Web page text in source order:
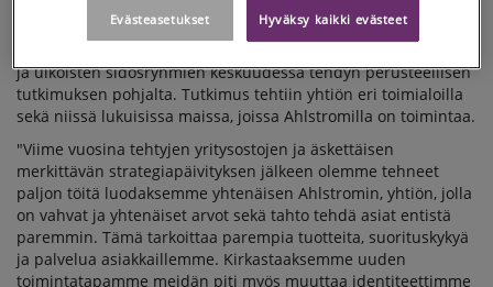
Ilmentääkseen näitä muutoksia Ahlstrom julkistaa tänään
uuden yritystarinan ja yrityskuvan. Ne on luotu työntekijöiden
ja ulkoisten sidosryhmien keskuudessa tehdyn perusteellisen
tutkimuksen pohjalta. Tutkimus tehtiin yhtiön eri toimialoilla
sekä niissä lukuisissa maissa, joissa Ahlstromilla on toimintaa.
"Viime vuosina tehtyjen yritysostojen ja äskettäisen
merkittävän strategiapäivityksen jälkeen olemme tehneet
paljon töitä luodaksemme yhtenäisen Ahlstromin, yhtiön, jolla
on vahvat ja yhtenäiset arvot sekä tahto tehdä asiat entistä
paremmin. Tämä tarkoittaa parempia tuotteita, suorituskykyä
ja palvelua asiakkaillemme. Kirkastaaksemme uuden
toimintatapamme meidän piti myös muuttaa identiteettimme
Hyväksy kaikki evästeet
Evästeasetukset